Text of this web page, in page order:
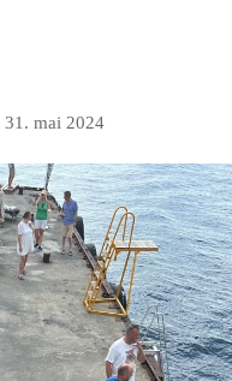
31. mai 2024